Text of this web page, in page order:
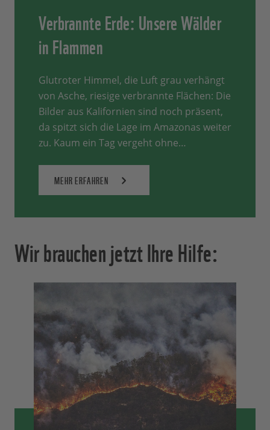
Verbrannte Erde: Unsere Wälder
in Flammen
Glutroter Himmel, die Luft grau verhängt
von Asche, riesige verbrannte Flächen: Die
Bilder aus Kalifornien sind noch präsent,
da spitzt sich die Lage im Amazonas weiter
zu. Kaum ein Tag vergeht ohne…
MEHR ERFAHREN
Wir brauchen jetzt Ihre Hilfe: